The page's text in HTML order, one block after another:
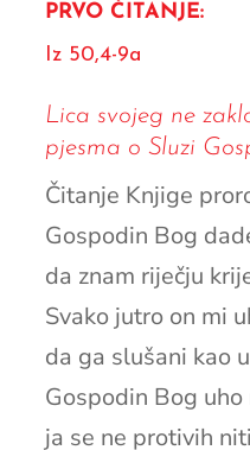
PRVO ČITANJE:
Iz 50,4-9a
Lica svojeg ne
pjesma o Sluzi
Čitanje Knjige
Gospodin Bog
da znam riječju
Svako jutro on mi
da ga slušani kao
Gospodin Bog
ja se ne protivih